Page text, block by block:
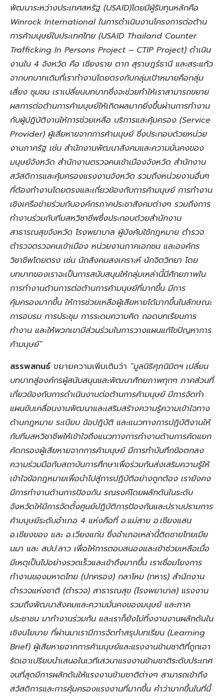
พัฒนาระหว่างประเทศสหรัฐ (USAID)โดยมีผู้รับทุนหลักคือ
Winrock International ในการดำเนินงานโครงการต่อต้าน
การค้ามนุษย์ในประเทศไทย (USAID Thailand Counter
Trafficking In Persons Project – CTIP Project) ดำเนิน
งานใน 4 จังหวัด คือ เชียงราย ตาก สุราษฎร์ธานี และสระแก้ว
จากบทบาทเดิมที่เราทำงานโดยตรงกับกลุ่มเป้าหมายคือกลุ่ม
เสี่ยง ชุมชน เราเปลี่ยนบทบาทซึ่งจะช่วยทำให้เราสามารถขยาย
ผลการต่อต้านการค้ามนุษย์ให้เกิดผลมากยิ่งขึ้นผ่านการทำงาน
กับผู้ปฏิบัติงานให้การช่วยเหลือ บริการและคุ้มครอง (Service
Provider) ผู้เสียหายจากการค้ามนุษย์ ซึ่งประกอบด้วยหน่วย
งานภาครัฐ เช่น สำนักงานพัฒนาสังคมและความมั่นคงของ
มนุษย์จังหวัด สำนักงานตรวจคนเข้าเมืองจังหวัด สำนักงาน
สวัสดิการและคุ้มครองแรงงานจังหวัด รวมถึงหน่วยงานอื่นๆ
ที่ต้องทำงานโดยตรงและเกี่ยวข้องกับการค้ามนุษย์ การทำงาน
เชิงเครือข่ายร่วมกับองค์กรภาคประชาสังคมต่างๆ รวมถึงการ
ทำงานร่วมกับทีมสหวิชาชีพซึ่งประกอบด้วยสำนักงาน
สาธารณสุขจังหวัด โรงพยาบาล ผู้บังคับใช้กฎหมาย ตำรวจ
ตำรวจตรวจคนเข้าเมือง หน่วยงานภาคเอกชน และองค์กร
วิชาชีพโดยตรง เช่น นักสังคมสงเคราะห์ นักจิตวิทยา โดย
บทบาทของเราจะเป็นการสนับสนุนให้กลุ่มเหล่านี้มีศักยภาพใน
การทำงานด้านการต่อต้านการค้ามนุษย์ที่มากขึ้น มีการ
คุ้มครองมากขึ้น ให้การช่วยเหลือผู้เสียหายได้มากขึ้นในลักษณะ
การอบรม การประชุม การระดมความคิด ถอดบทเรียนการ
ทำงาน และให้พวกเขามีส่วนร่วมในการวางแผนแก้ไขปัญหาการ
ค้ามนุษย์”
สรรพสกนธ์ ขยายความเพิ่มเติมว่า “มูลนิธิศุภนิมิตฯ เปลี่ยน
บทบาทสู่องค์กรผู้สนับสนุนและพัฒนาศักยภาพทุกๆ ภาคส่วนที่
เกี่ยวข้องกับการดำเนินงานต่อต้านการค้ามนุษย์ มีการจัดทำ
แผนขับเคลื่อนงานพัฒนาและเสริมสร้างความรู้ความเข้าใจทาง
ด้านกฎหมาย ระเบียบ ข้อปฎิบัติ และแนวทางการปฏิบัติงานให้
กับทีมสหวิชาชีพให้เข้าใจถึงแนวทางการทำงานด้านการคัดแยก
คัดกรองผู้เสียหายจากการค้ามนุษย์ มีการทำบันทึกข้อตกลง
ความร่วมมือกับสถาบันการศึกษาเพื่อร่วมกันส่งเสริมความรู้ให้
เข้าใจข้อกฎหมายเพื่อนำไปสู่การปฏิบัติอย่างถูกต้อง เรายังคง
มีการทำงานด้านการป้องกัน รณรงค์โดยผลักดันในระดับ
จังหวัดให้มีการจัดตั้งศูนย์ปฏิบัติการป้องกันและปราบปรามการ
ค้ามนุษย์ระดับอำเภอ 4 แห่งคือที่ อ.แม่สาย อ.เชียงแสน
อ.เชียงของ และ อ.เวียงแก่น ซึ่งอำเภอเหล่านี้ติดชายไทยเมีย
นมา และ สปป.ลาว เพื่อให้การตอบสนองและเข้าช่วยเหลือเมื่อ
มีเหตุเป็นไปอย่างรวดเร็วและเข้าถึงมากขึ้น เราเชื่อมโยงการ
ทำงานของมหาดไทย (ปกครอง) กลาโหม (ทหาร) สำนักงาน
ตำรวจแห่งชาติ (ตำรวจ) สาธารณสุข (โรงพยาบาล) แรงงาน
รวมถึงพัฒนาสังคมและความมั่นคงของมนุษย์ และภาค
ประชาชน มาทำงานร่วมกัน และเราก็ยังไม่ทิ้งงานงานผลักดันใน
เชิงนโยบาย ที่ผ่านมาเรามีการจัดทำสรุปบทเรียน (Learning
Brief) ผู้เสียหายจากการค้ามนุษย์และแรงงานข้ามชาติที่ถูกเอา
รัดเอาเปรียบนำเสนอในเวทีเสวนาแรงงานข้ามชาติระดับประเทศ
จนที่สุดมีการผลักดันให้แรงงานข้ามชาติต่างๆ สามารถเข้าถึง
สวัสดิการและการคุ้มครองแรงงานที่มากขึ้น คำว่ามากขึ้นในที่นี้